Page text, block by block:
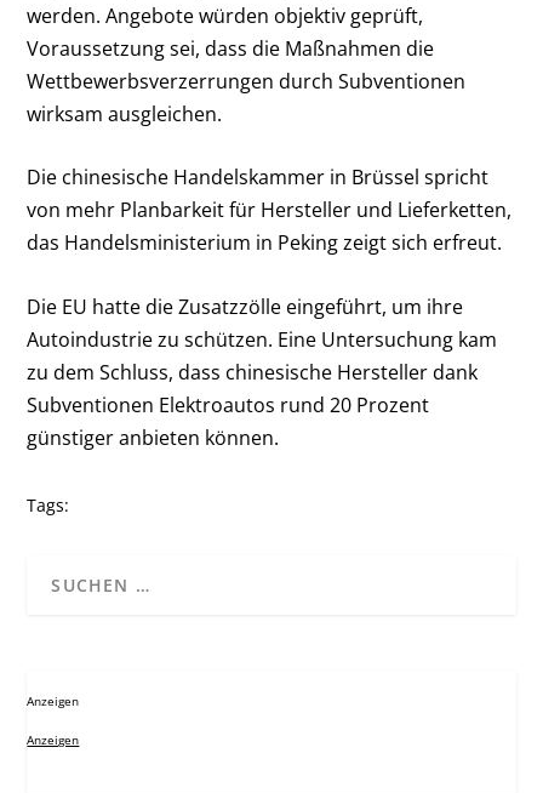
werden. Angebote würden objektiv geprüft,
Voraussetzung sei, dass die Maßnahmen die
Wettbewerbsverzerrungen durch Subventionen
wirksam ausgleichen.
Die chinesische Handelskammer in Brüssel spricht
von mehr Planbarkeit für Hersteller und Lieferketten,
das Handelsministerium in Peking zeigt sich erfreut.
Die EU hatte die Zusatzzölle eingeführt, um ihre
Autoindustrie zu schützen. Eine Untersuchung kam
zu dem Schluss, dass chinesische Hersteller dank
Subventionen Elektroautos rund 20 Prozent
günstiger anbieten können.
Tags:
Anzeigen
Anzeigen